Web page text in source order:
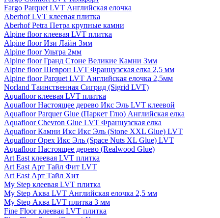
Fargo Parquet LVT Английская елочка
Aberhof LVT клеевая плитка
Aberhof Petra Петра крупные камни
Alpine floor клеевая LVT плитка
Alpine floor Изи Лайн 3мм
Alpine floor Ультра 2мм
Alpine floor Гранд Стоне Великие Камни 3мм
Alpine floor Шеврон LVT Французская елка 2,5 мм
Alpine floor Parquet LVT Английская елочка 2,5мм
Norland Таинственная Сигрид (Sigrid LVT)
Aquafloor клеевая LVT плитка
Aquafloor Настоящее дерево Икс Эль LVT клеевой
Aquafloor Parquer Glue (Паркет Глю) Английская елка
Aquafloor Chevron Glue LVT Французская елка
Aquafloor Камни Икс Икс Эль (Stone XXL Glue) LVT
Aquafloor Орех Икс Эль (Space Nuts XL Glue) LVT
Aquafloor Настоящее дерево (Realwood Glue)
Art East клеевая LVT плитка
Art East Арт Тайл Фит LVT
Art East Арт Тайл Хит
My Step клеевая LVT плитка
My Step Аква LVT Английская елочка 2,5 мм
My Step Аква LVT плитка 3 мм
Fine Floor клеевая LVT плитка